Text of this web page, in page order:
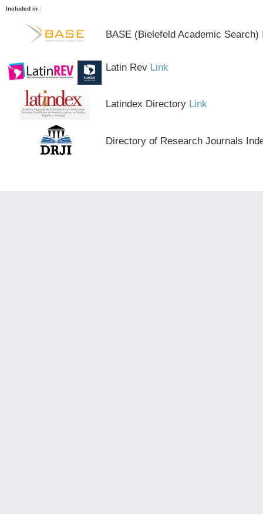
Included in :
BASE (Bielefeld Academic Search)
Latin Rev Link
Latindex Directory Link
Directory of Research Journals